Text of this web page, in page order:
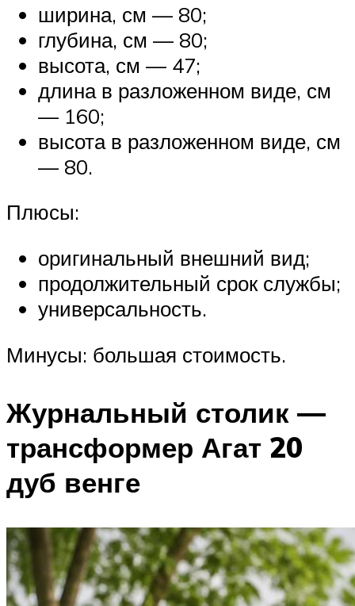
ширина, см — 80;
глубина, см — 80;
высота, см — 47;
длина в разложенном виде, см
— 160;
высота в разложенном виде, см
— 80.
Плюсы:
оригинальный внешний вид;
продолжительный срок службы;
универсальность.
Минусы: большая стоимость.
Журнальный столик —
трансформер Агат 20
дуб венге